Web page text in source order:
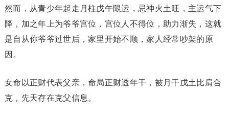
然而，从青少年起走月柱戊午限运，忌神火土旺，主运气下
降，加之年上为爷爷宫位，宫位人不得位，助力渐失，这就
是自从你爷爷过世后，家里开始不顺，家人经常吵架的原
因。
女命以正财代表父亲，命局正财透年干，被月干戊土比肩合
克，先天存在克父信息。